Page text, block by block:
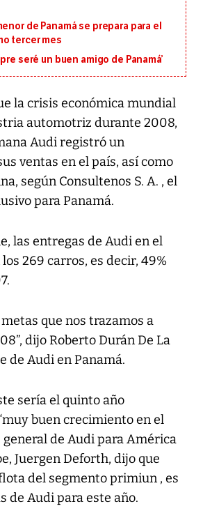
de Panamá se prepara para el
tercer mes
seré un buen amigo de Panamá’
la crisis económica mundial
automotriz durante 2008,
Audi registró un
ventas en el país, así como
según Consultenos S. A. , el
para Panamá.
las entregas de Audi en el
269 carros, es decir, 49%
que nos trazamos a
dijo Roberto Durán De La
de Audi en Panamá.
sería el quinto año
buen crecimiento en el
general de Audi para América
Juergen Deforth, dijo que
del segmento primiun , es
de Audi para este año.